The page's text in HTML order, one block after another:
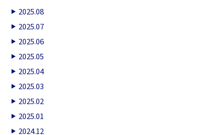
2025.08
2025.07
2025.06
2025.05
2025.04
2025.03
2025.02
2025.01
2024.12